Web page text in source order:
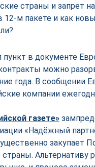
страны и запрет
м пакете и как
в документе
можно
года. В сообщении
компании
газете»
«Надёжный
закупает
страны.